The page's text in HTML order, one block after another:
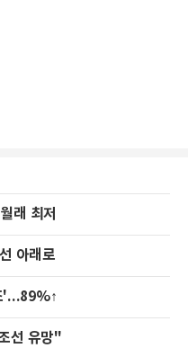
래 최저
아래로
'...89%↑
선 유망"